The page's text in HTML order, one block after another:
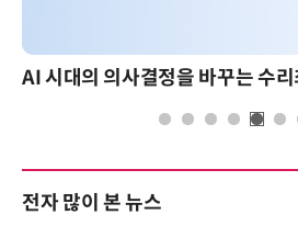
전자 많이 본 뉴스